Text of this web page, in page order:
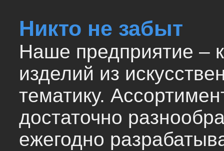
Никто не забыт
Наше предприятие –
изделий из
тематику.
достаточно
ежегодно